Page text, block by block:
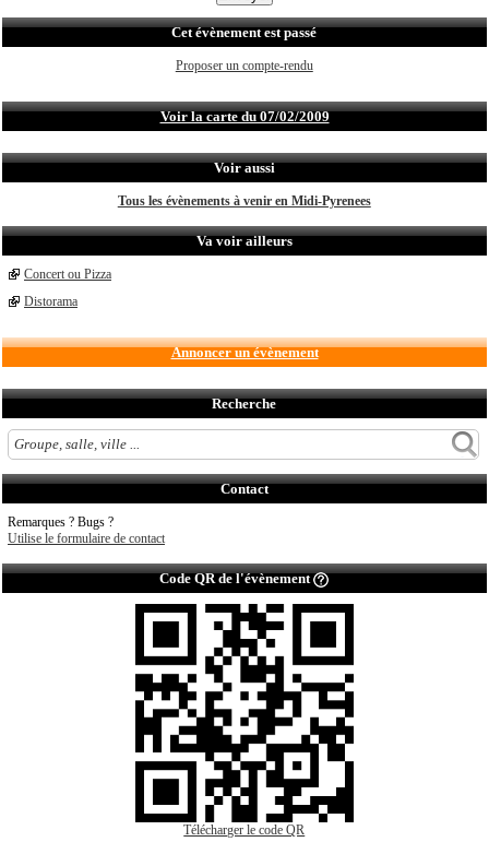
Cet évènement est passé
Proposer un compte-rendu
Voir la carte du 07/02/2009
Voir aussi
Tous les évènements à venir en Midi-Pyrenees
Va voir ailleurs
Concert ou Pizza
Distorama
Annoncer un évènement
Recherche
Contact
Remarques ? Bugs ?
Utilise le formulaire de contact
Code QR de l'évènement
Télécharger le code QR